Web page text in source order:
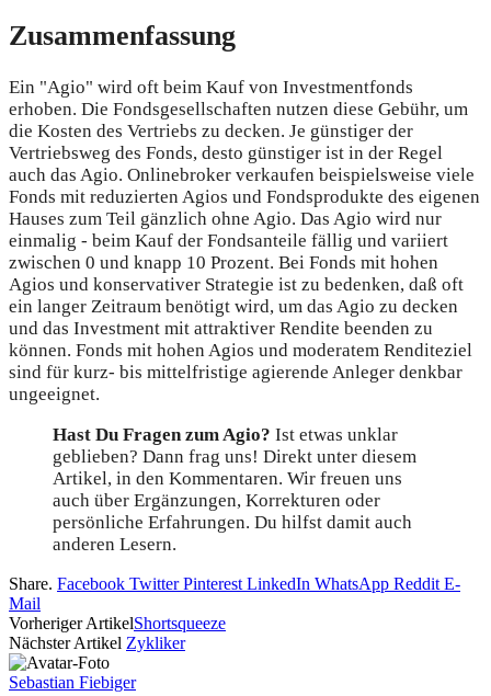
Zusammenfassung
Ein "Agio" wird oft beim Kauf von Investmentfonds
erhoben. Die Fondsgesellschaften nutzen diese Gebühr, um
die Kosten des Vertriebs zu decken. Je günstiger der
Vertriebsweg des Fonds, desto günstiger ist in der Regel
auch das Agio. Onlinebroker verkaufen beispielsweise viele
Fonds mit reduzierten Agios und Fondsprodukte des eigenen
Hauses zum Teil gänzlich ohne Agio. Das Agio wird nur
einmalig - beim Kauf der Fondsanteile fällig und variiert
zwischen 0 und knapp 10 Prozent. Bei Fonds mit hohen
Agios und konservativer Strategie ist zu bedenken, daß oft
ein langer Zeitraum benötigt wird, um das Agio zu decken
und das Investment mit attraktiver Rendite beenden zu
können. Fonds mit hohen Agios und moderatem Renditeziel
sind für kurz- bis mittelfristige agierende Anleger denkbar
ungeeignet.
Hast Du Fragen zum Agio? Ist etwas unklar
geblieben? Dann frag uns! Direkt unter diesem
Artikel, in den Kommentaren. Wir freuen uns
auch über Ergänzungen, Korrekturen oder
persönliche Erfahrungen. Du hilfst damit auch
anderen Lesern.
Share. Facebook Twitter Pinterest LinkedIn WhatsApp Reddit E-
Mail
Vorheriger ArtikelShortsqueeze
Nächster Artikel Zykliker
Sebastian Fiebiger